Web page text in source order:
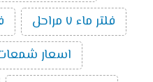
فلتر ماء ٧ مراحل
اسعار شمعات